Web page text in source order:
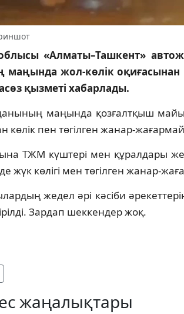
«Алматы–Ташкент»
жол-көлік оқиғасынан
қызметі хабарлады.
маңында қозғалтқыш
көлік пен төгілген жанар-
ТЖМ күштері мен құралдары
жүк көлігі мен төгілген жанар-
жедел әрі кәсіби
Зардап шеккендер жоқ.
жаңалықтары